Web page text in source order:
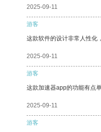
2025-09-11
游客
这款软件的设计非常人性化
2025-09-11
游客
这款加速器app的功能有点
2025-09-11
游客